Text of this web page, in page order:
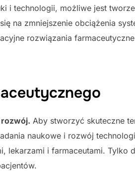
i technologii, możliwe jest
na zmniejszenie obciążenia
rozwiązania
Aby stworzyć skuteczne
naukowe i rozwój
lekarzami i farmaceutami. Tylko